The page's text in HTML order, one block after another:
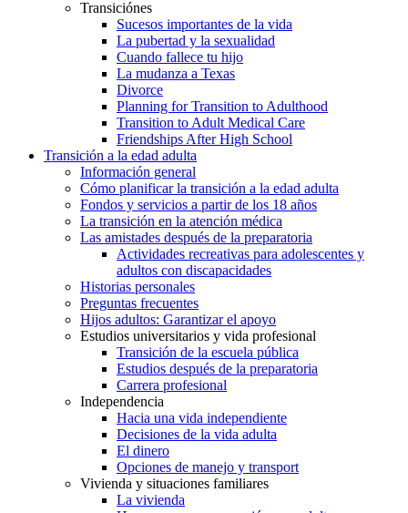
Transiciónes
Sucesos importantes de la vida
La pubertad y la sexualidad
Cuando fallece tu hijo
La mudanza a Texas
Divorce
Planning for Transition to Adulthood
Transition to Adult Medical Care
Friendships After High School
Transición a la edad adulta
Información general
Cómo planificar la transición a la edad adulta
Fondos y servicios a partir de los 18 años
La transición en la atención médica
Las amistades después de la preparatoria
Actividades recreativas para adolescentes y
adultos con discapacidades
Historias personales
Preguntas frecuentes
Hijos adultos: Garantizar el apoyo
Estudios universitarios y vida profesional
Transición de la escuela pública
Estudios después de la preparatoria
Carrera profesional
Independencia
Hacia una vida independiente
Decisiones de la vida adulta
El dinero
Opciones de manejo y transport
Vivienda y situaciones familiares
La vivienda